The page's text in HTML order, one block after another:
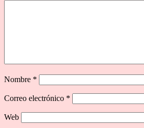
Nombre *
Correo electrónico *
Web